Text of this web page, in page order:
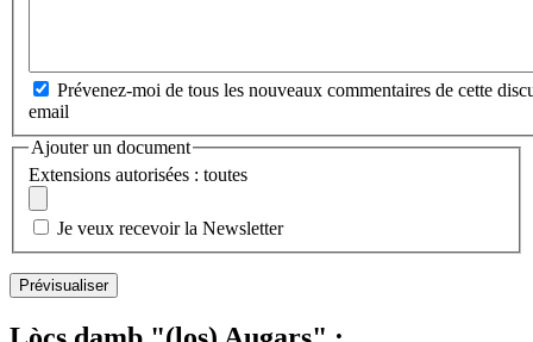
Prévenez-moi de tous les nouveaux commentaires de cette
email
Ajouter un document
Extensions autorisées : toutes
Je veux recevoir la Newsletter